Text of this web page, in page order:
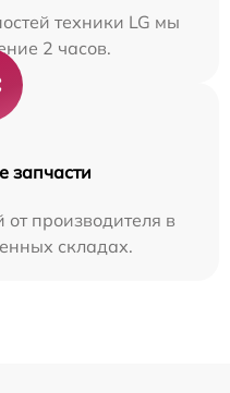
техники LG мы
2 часов.
запчасти
от производителя в
складах.